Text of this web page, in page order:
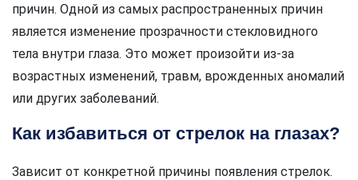
причин. Одной из самых распространенных причин
является изменение прозрачности стекловидного
тела внутри глаза. Это может произойти из-за
возрастных изменений, травм, врожденных аномалий
или других заболеваний.
Как избавиться от стрелок на глазах?
Зависит от конкретной причины появления стрелок.